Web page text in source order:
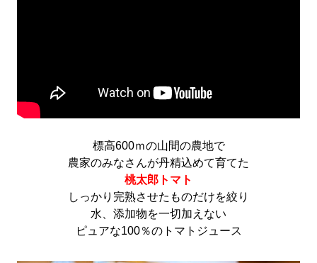
標高600ｍの山間の農地で
農家のみなさんが丹精込めて育てた
桃太郎トマト
しっかり完熟させたものだけを絞り
水、添加物を一切加えない
ピュアな100％のトマトジュース